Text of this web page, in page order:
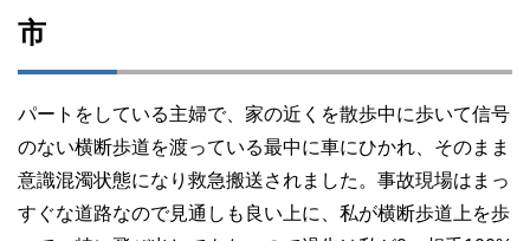
市
パートをしている主婦で、家の近くを散歩中に歩いて信号
のない横断歩道を渡っている最中に車にひかれ、そのまま
意識混濁状態になり救急搬送されました。事故現場はまっ
すぐな道路なので見通しも良い上に、私が横断歩道上を歩